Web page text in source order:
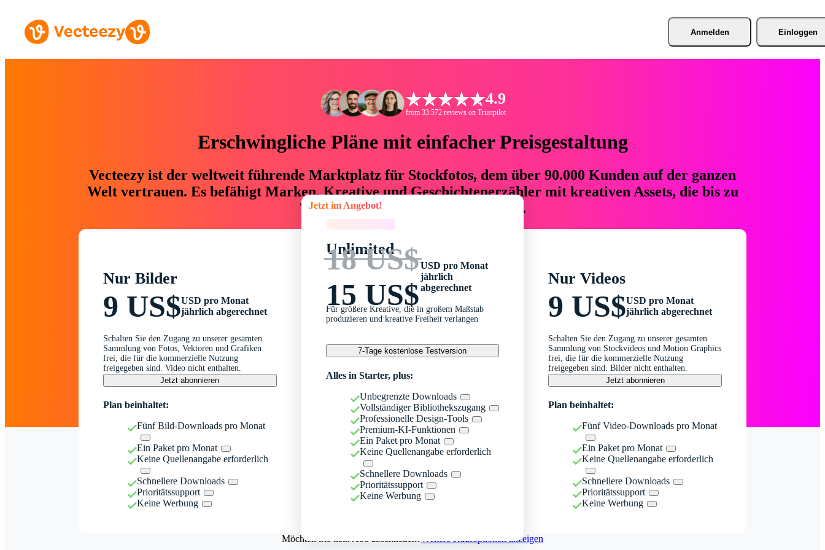
Anmelden Einloggen
4.9
from 33.572 reviews on Trustpilot
Erschwingliche Pläne mit einfacher Preisgestaltung
Vecteezy ist der weltweit führende Marktplatz für Stockfotos, dem über 90.000 Kunden auf der ganzen
Welt vertrauen. Es befähigt Marken, Kreative und Geschichtenerzähler mit kreativen Assets, die bis zu
76 % an Zeit und Budget einsparen.
Nur Bilder
9 US$USD pro Monat
jährlich abgerechnet
Schalten Sie den Zugang zu unserer gesamten
Sammlung von Fotos, Vektoren und Grafiken
frei, die für die kommerzielle Nutzung
freigegeben sind. Video nicht enthalten.
Jetzt abonnieren
Plan beinhaltet:
Fünf Bild-Downloads pro Monat
Ein Paket pro Monat
Keine Quellenangabe erforderlich
Schnellere Downloads
Prioritätssupport
Keine Werbung
Jetzt im Angebot!
Unlimited
18 US$
15 US$
USD pro Monat
jährlich
abgerechnet
Für größere Kreative, die in großem Maßstab
produzieren und kreative Freiheit verlangen
7-Tage kostenlose Testversion
Alles in Starter, plus:
Unbegrenzte Downloads
Vollständiger Bibliothekszugang
Professionelle Design-Tools
Premium-KI-Funktionen
Ein Paket pro Monat
Keine Quellenangabe erforderlich
Schnellere Downloads
Prioritätssupport
Keine Werbung
Nur Videos
9 US$USD pro Monat
jährlich abgerechnet
Schalten Sie den Zugang zu unserer gesamten
Sammlung von Stockvideos und Motion Graphics
frei, die für die kommerzielle Nutzung
freigegeben sind. Bilder nicht enthalten.
Jetzt abonnieren
Plan beinhaltet:
Fünf Video-Downloads pro Monat
Ein Paket pro Monat
Keine Quellenangabe erforderlich
Schnellere Downloads
Prioritätssupport
Keine Werbung
Möchten Sie kein Abo abschließen?Weitere Kaufoptionen anzeigen